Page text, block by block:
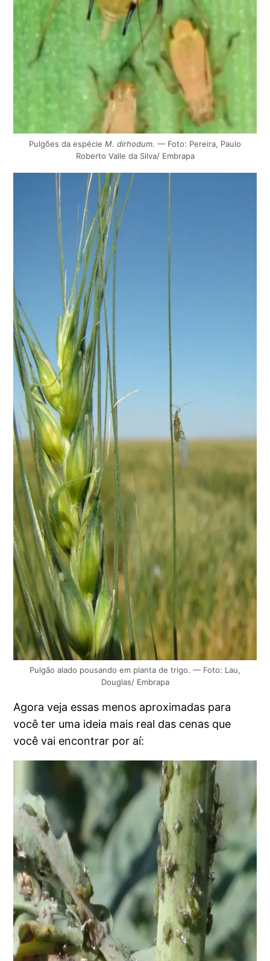
Pulgões da espécie M. dirhodum. — Foto: Pereira, Paulo
Roberto Valle da Silva/ Embrapa
Pulgão alado pousando em planta de trigo. — Foto: Lau,
Douglas/ Embrapa
Agora veja essas menos aproximadas para
você ter uma ideia mais real das cenas que
você vai encontrar por aí: